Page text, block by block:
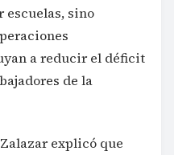
escuelas, sino
a reducir el déficit
de la
explicó que